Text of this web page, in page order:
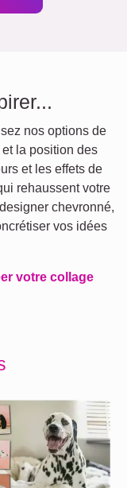
nos options de
la position des
et les effets de
rehaussent votre
chevronné,
vos idées
votre collage